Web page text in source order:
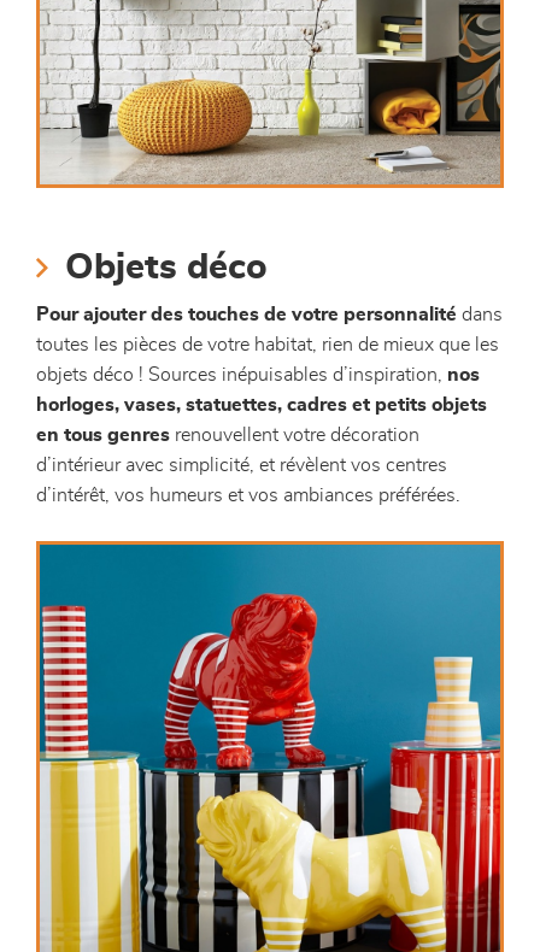
Objets déco
Pour ajouter des touches de votre personnalité dans
toutes les pièces de votre habitat, rien de mieux que les
objets déco ! Sources inépuisables d’inspiration, nos
horloges, vases, statuettes, cadres et petits objets
en tous genres renouvellent votre décoration
d’intérieur avec simplicité, et révèlent vos centres
d’intérêt, vos humeurs et vos ambiances préférées.